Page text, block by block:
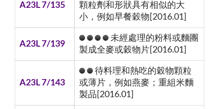
A23L 7/135
顆粒劑和形狀具有相似的大
小，例如早餐穀物[2016.01]
A23L 7/139
未經處理的粉料或麵團
製成全麥或穀物片[2016.01]
A23L 7/143
待料理和熱吃的穀物顆粒
或薄片，例如燕麥；重組米麵
製品[2016.01]